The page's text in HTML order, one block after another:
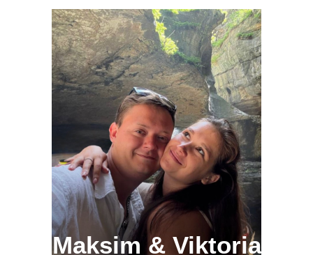
Maksim & Viktoria